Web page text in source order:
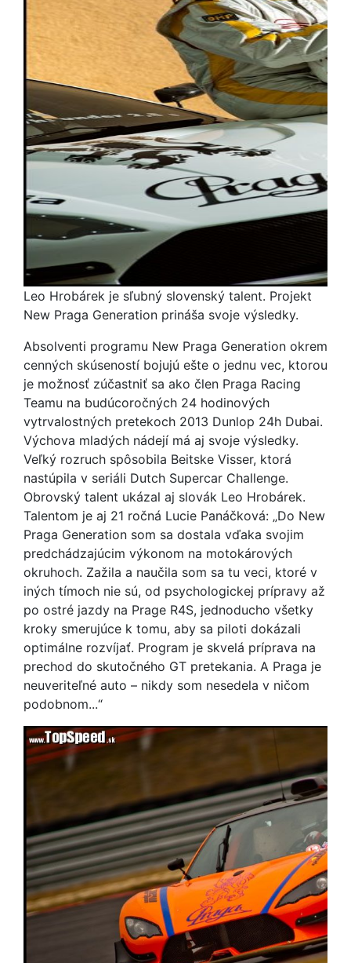
Leo Hrobárek je sľubný slovenský talent. Projekt
New Praga Generation prináša svoje výsledky.
Absolventi programu New Praga Generation okrem
cenných skúseností bojujú ešte o jednu vec, ktorou
je možnosť zúčastniť sa ako člen Praga Racing
Teamu na budúcoročných 24 hodinových
vytrvalostných pretekoch 2013 Dunlop 24h Dubai.
Výchova mladých nádejí má aj svoje výsledky.
Veľký rozruch spôsobila Beitske Visser, ktorá
nastúpila v seriáli Dutch Supercar Challenge.
Obrovský talent ukázal aj slovák Leo Hrobárek.
Talentom je aj 21 ročná Lucie Panáčková: „Do New
Praga Generation som sa dostala vďaka svojim
predchádzajúcim výkonom na motokárových
okruhoch. Zažila a naučila som sa tu veci, ktoré v
iných tímoch nie sú, od psychologickej prípravy až
po ostré jazdy na Prage R4S, jednoducho všetky
kroky smerujúce k tomu, aby sa piloti dokázali
optimálne rozvíjať. Program je skvelá príprava na
prechod do skutočného GT pretekania. A Praga je
neuveriteľné auto – nikdy som nesedela v ničom
podobnom...“